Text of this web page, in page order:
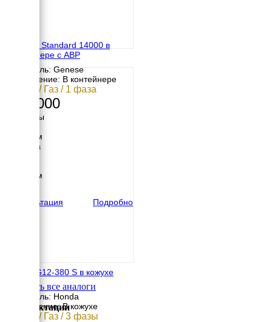
Genese Standard 14000 в
контейнере с АВР
Двигатель: Genese
Исполнение: В контейнере
12 кВт / Газ / 1 фаза
662 000
Размеры
1400 мм
Ширина
1000 мм
Консультация
Подробно
REG HG12-380 S в кожухе
Двигатель: Honda
Исполнение: В кожухе
12 кВт / Газ / 3 фазы
Смотреть все аналоги
Комплектации